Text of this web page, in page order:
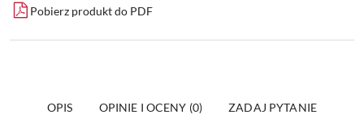
Pobierz produkt do PDF
OPIS OPINIE I OCENY (0) ZADAJ PYTANIE